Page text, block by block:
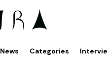
News Categories